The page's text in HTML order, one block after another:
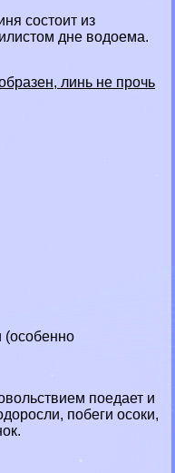
состоит из
дне водоема.
линь не прочь
поедает и
побеги осоки,